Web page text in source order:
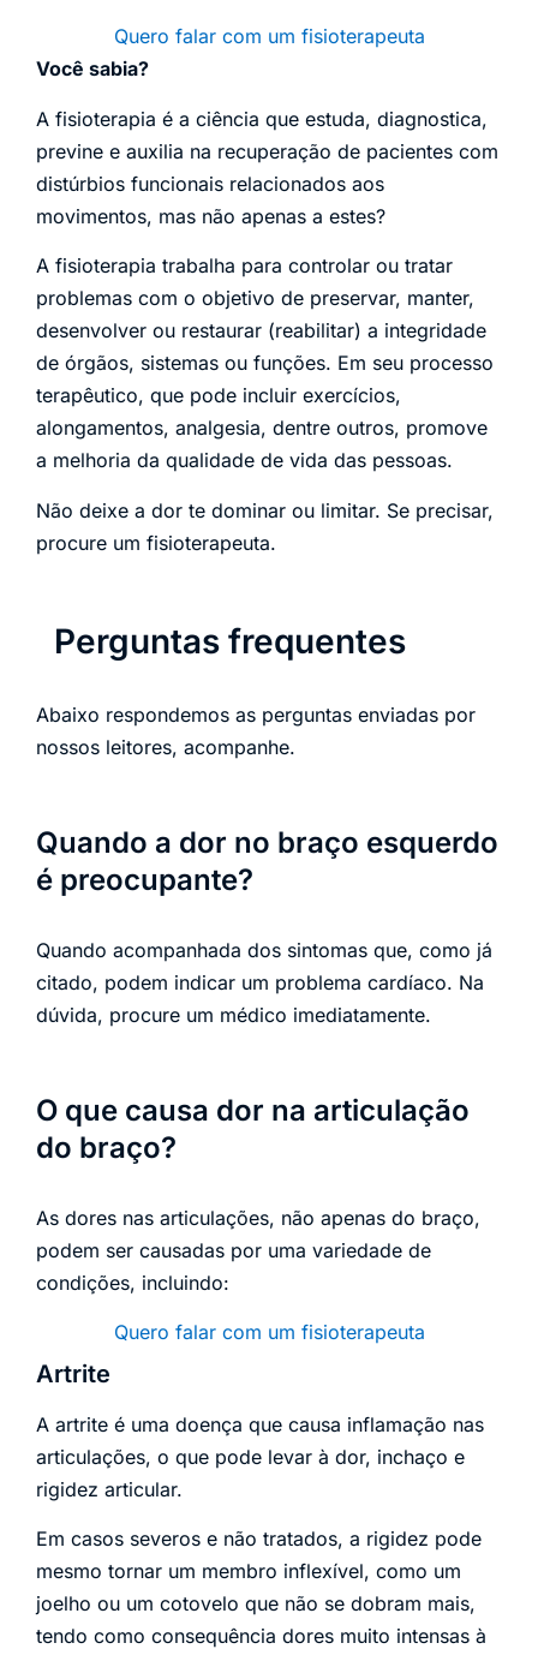
Quero falar com um fisioterapeuta
Você sabia?
A fisioterapia é a ciência que estuda, diagnostica,
previne e auxilia na recuperação de pacientes com
distúrbios funcionais relacionados aos
movimentos, mas não apenas a estes?
A fisioterapia trabalha para controlar ou tratar
problemas com o objetivo de preservar, manter,
desenvolver ou restaurar (reabilitar) a integridade
de órgãos, sistemas ou funções. Em seu processo
terapêutico, que pode incluir exercícios,
alongamentos, analgesia, dentre outros, promove
a melhoria da qualidade de vida das pessoas.
Não deixe a dor te dominar ou limitar. Se precisar,
procure um fisioterapeuta.
Perguntas frequentes
Abaixo respondemos as perguntas enviadas por
nossos leitores, acompanhe.
Quando a dor no braço esquerdo
é preocupante?
Quando acompanhada dos sintomas que, como já
citado, podem indicar um problema cardíaco. Na
dúvida, procure um médico imediatamente.
O que causa dor na articulação
do braço?
As dores nas articulações, não apenas do braço,
podem ser causadas por uma variedade de
condições, incluindo:
Quero falar com um fisioterapeuta
Artrite
A artrite é uma doença que causa inflamação nas
articulações, o que pode levar à dor, inchaço e
rigidez articular.
Em casos severos e não tratados, a rigidez pode
mesmo tornar um membro inflexível, como um
joelho ou um cotovelo que não se dobram mais,
tendo como consequência dores muito intensas à